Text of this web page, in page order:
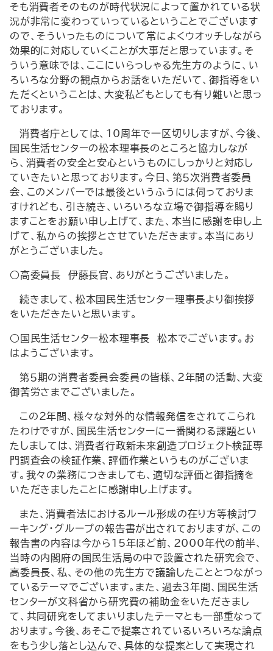
そも消費者そのものが時代状況によって置かれている状
況が非常に変わっていっているということでございます
ので、そういったものについて常によくウオッチしながら
効果的に対応していくことが大事だと思っています。そ
ういう意味では、ここにいらっしゃる先生方のように、い
ろいろな分野の観点からお話をいただいて、御指導をい
ただくということは、大変私どもとしても有り難いと思っ
ております。
消費者庁としては、10周年で一区切りしますが、今後、
国民生活センターの松本理事長のところと協力しなが
ら、消費者の安全と安心というものにしっかりと対応し
ていきたいと思っております。今日、第５次消費者委員
会、このメンバーでは最後というふうには伺っておりま
すけれども、引き続き、いろいろな立場で御指導を賜り
ますことをお願い申し上げて、また、本当に感謝を申し上
げて、私からの挨拶とさせていただきます。本当にあり
がとうございました。
○高委員長 伊藤長官、ありがとうございました。
続きまして、松本国民生活センター理事長より御挨拶
をいただきたいと思います。
○国民生活センター松本理事長 松本でございます。お
はようございます。
第５期の消費者委員会委員の皆様、２年間の活動、大変
御苦労さまでございました。
この２年間、様々な対外的な情報発信をされてこられ
たわけですが、国民生活センターに一番関わる課題とい
たしましては、消費者行政新未来創造プロジェクト検証専
門調査会の検証作業、評価作業というものがございま
す。我々の業務につきましても、適切な評価と御指摘を
いただきましたことに感謝申し上げます。
また、消費者法におけるルール形成の在り方等検討ワ
ーキング・グループの報告書が出されておりますが、この
報告書の内容は今から15年ほど前、2000年代の前半、
当時の内閣府の国民生活局の中で設置された研究会で、
高委員長、私、その他の先生方で議論したこととつながっ
ているテーマでございます。また、過去３年間、国民生活
センターが文科省から研究費の補助金をいただきまし
て、共同研究をしてまいりましたテーマとも一部重なって
おります。今後、あそこで提案されているいろいろな論点
をもう少し落とし込んで、具体的な提案として実現され